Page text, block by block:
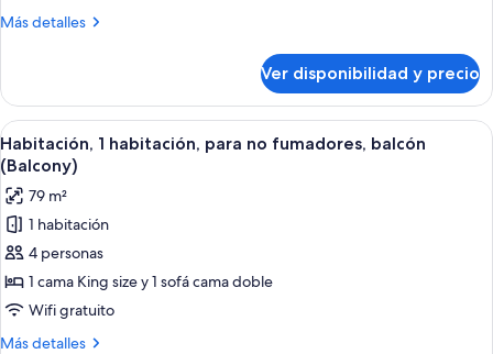
balcón
Más detalles
Más
1
habitación,
balcón
(Balcony)
Ver disponibilidad y precio
Ver
todas
las
fotos
de
Habitación,
1
habitación,
para
Comedor de hotel con una mesa de
3
Habitación, 1 habitación, para no fumadores, balcón
(Balcony)
79 m²
1 habitación
4 personas
1 cama King size y 1 sofá cama doble
Wifi gratuito
Más detalles
Más